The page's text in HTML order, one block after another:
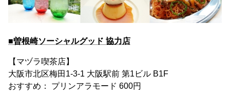
■曽根崎ソーシャルグッド 協力店
【マヅラ喫茶店】
大阪市北区梅田1-3-1 大阪駅前 第1ビル B1F
おすすめ： プリンアラモード 600円